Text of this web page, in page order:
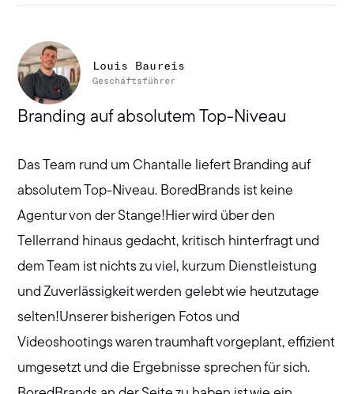
Louis Baureis
Geschäftsführer
Branding auf absolutem Top-Niveau
Das Team rund um Chantalle liefert Branding auf
absolutem Top-Niveau. BoredBrands ist keine
Agentur von der Stange!Hier wird über den
Tellerrand hinaus gedacht, kritisch hinterfragt und
dem Team ist nichts zu viel, kurzum Dienstleistung
und Zuverlässigkeit werden gelebt wie heutzutage
selten!Unserer bisherigen Fotos und
Videoshootings waren traumhaft vorgeplant, effizient
umgesetzt und die Ergebnisse sprechen für sich.